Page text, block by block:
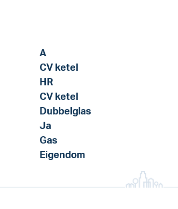
A
CV ketel
HR
CV ketel
Dubbelglas
Ja
Gas
Eigendom